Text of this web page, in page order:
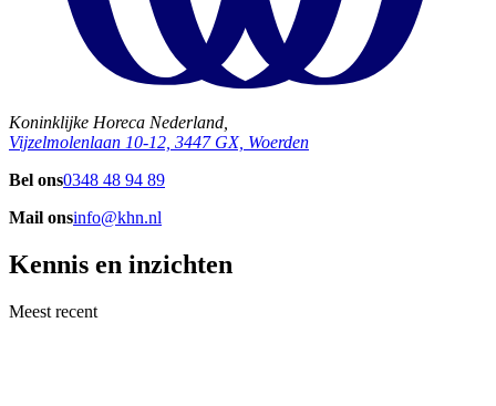
Koninklijke Horeca Nederland,
Vijzelmolenlaan 10-12, 3447 GX, Woerden
Bel ons0348 48 94 89
Mail onsinfo@khn.nl
Kennis en inzichten
Meest recent